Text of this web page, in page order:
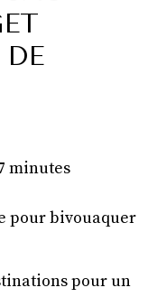
minutes
pour bivouaquer
pour un